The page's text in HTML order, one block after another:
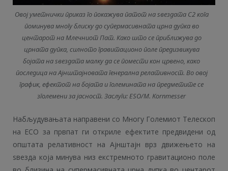
Овој уметнички приказ го покажува патот на ѕвездата С2 кога
поминува многу блиску до супермасивната црна дупка во
центарот на Млечниот Пат. Како што се приближува до
црната дупка, силното гравитационо поле предизвикува
бојата на ѕвездата малку да се помести кон црвено, како
последица на Ајнштајновата генерална релативност. Во овој
график, ефектот на бојата и големината на предметите се
зголемени за јасност. Заслуги: ESO/M. Kornmesser
Набљудувањата направени со Многу Големиот Телескоп
на ЕСО за првпат ги откриле ефектите предвидени од
општата релативност на Ајнштајн врз движењето на
ѕвезда која минува низ екстремното гравитационо поле